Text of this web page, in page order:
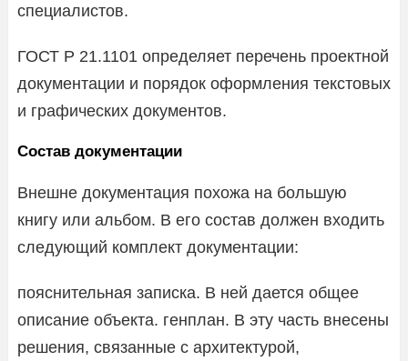
специалистов.
ГОСТ Р 21.1101 определяет перечень проектной
документации и порядок оформления текстовых
и графических документов.
Состав документации
Внешне документация похожа на большую
книгу или альбом. В его состав должен входить
следующий комплект документации:
пояснительная записка. В ней дается общее
описание объекта. генплан. В эту часть внесены
решения, связанные с архитектурой,